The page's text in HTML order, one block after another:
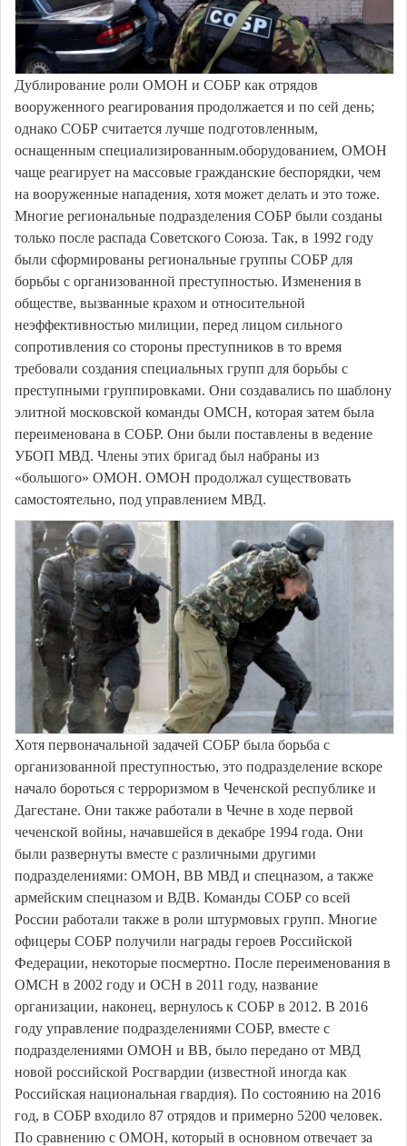
Дублирование роли ОМОН и СОБР как отрядов
вооруженного реагирования продолжается и по сей день;
однако СОБР считается лучше подготовленным,
оснащенным специализированным.оборудованием, ОМОН
чаще реагирует на массовые гражданские беспорядки, чем
на вооруженные нападения, хотя может делать и это тоже.
Многие региональные подразделения СОБР были созданы
только после распада Советского Союза. Так, в 1992 году
были сформированы региональные группы СОБР для
борьбы с организованной преступностью. Изменения в
обществе, вызванные крахом и относительной
неэффективностью милиции, перед лицом сильного
сопротивления со стороны преступников в то время
требовали создания специальных групп для борьбы с
преступными группировками. Они создавались по шаблону
элитной московской команды ОМСН, которая затем была
переименована в СОБР. Они были поставлены в ведение
УБОП МВД. Члены этих бригад был набраны из
«большого» ОМОН. ОМОН продолжал существовать
самостоятельно, под управлением МВД.
Хотя первоначальной задачей СОБР была борьба с
организованной преступностью, это подразделение вскоре
начало бороться с терроризмом в Чеченской республике и
Дагестане. Они также работали в Чечне в ходе первой
чеченской войны, начавшейся в декабре 1994 года. Они
были развернуты вместе с различными другими
подразделениями: ОМОН, ВВ МВД и спецназом, а также
армейским спецназом и ВДВ. Команды СОБР со всей
России работали также в роли штурмовых групп. Многие
офицеры СОБР получили награды героев Российской
Федерации, некоторые посмертно. После переименования в
ОМСН в 2002 году и ОСН в 2011 году, название
организации, наконец, вернулось к СОБР в 2012. В 2016
году управление подразделениями СОБР, вместе с
подразделениями ОМОН и ВВ, было передано от МВД
новой российской Росгвардии (известной иногда как
Российская национальная гвардия). По состоянию на 2016
год, в СОБР входило 87 отрядов и примерно 5200 человек.
По сравнению с ОМОН, который в основном отвечает за